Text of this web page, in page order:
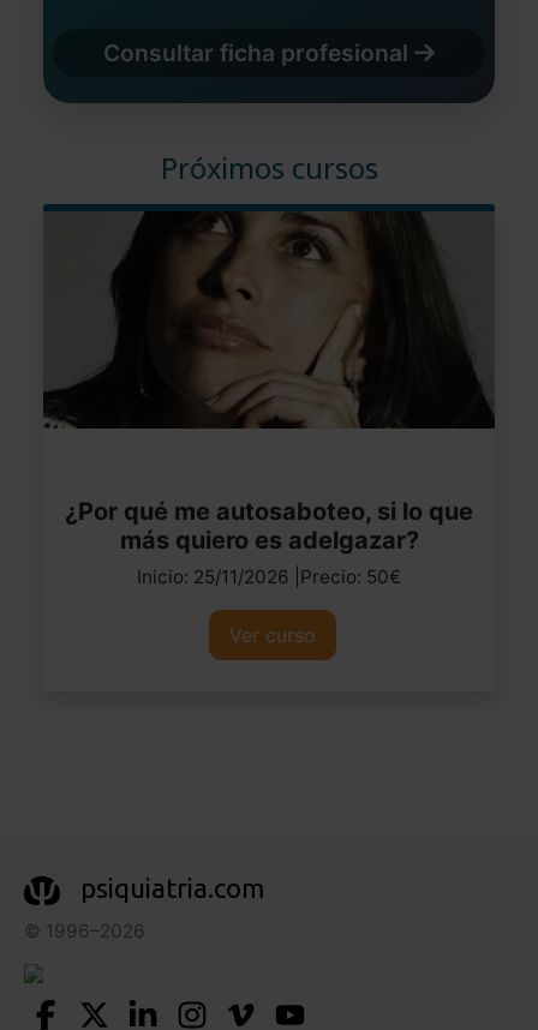
Consultar ficha profesional
Próximos cursos
¿Por qué me autosaboteo, si lo que
más quiero es adelgazar?
Inicio: 25/11/2026 |Precio: 50€
Ver curso
psiquiatria.com
© 1996–2026